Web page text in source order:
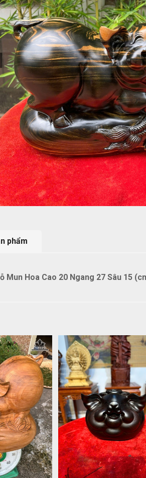
phẩm
Mun Hoa Cao 20 Ngang 27 Sâu 15